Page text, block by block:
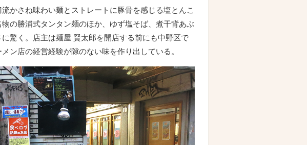
かさね味わい麺とストレートに豚骨を感じる塩とんこ
の勝浦式タンタン麺のほか、ゆず塩そば、煮干背あぶ
驚く。店主は麺屋 賢太郎を開店する前にも中野区で
ン店の経営経験が隙のない味を作り出している。